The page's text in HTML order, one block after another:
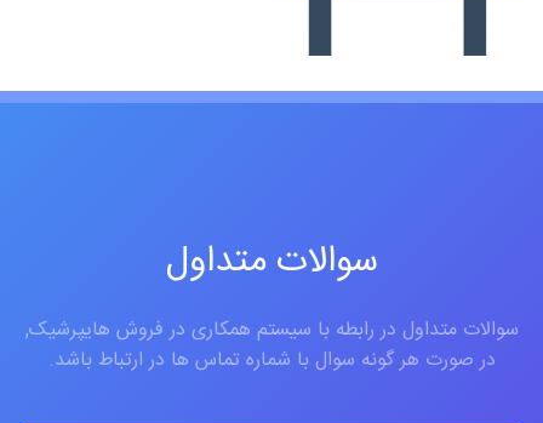
سوالات متداول
سوالات متداول در رابطه با سیستم همکاری در فروش هایپرشیک,
در صورت هر گونه سوال با شماره تماس ها در ارتباط باشد.